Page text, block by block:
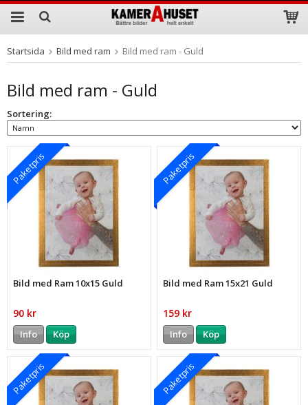
Produkten har blivit tillagd i varukorgen
Startsida Bild med ram Bild med ram - Guld
Bild med ram - Guld
Sortering:
Paketpris
Bild med Ram 10x15 Guld
90 kr
Info Köp
Paketpris
Bild med Ram 15x21 Guld
159 kr
Info Köp
Paketpris Paketpris